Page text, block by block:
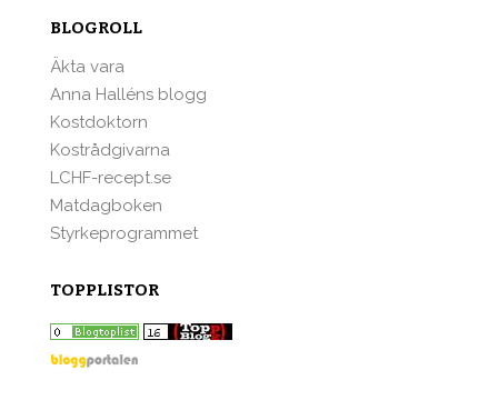
BLOGROLL
Äkta vara
Anna Halléns blogg
Kostdoktorn
Kostrådgivarna
LCHF-recept.se
Matdagboken
Styrkeprogrammet
TOPPLISTOR